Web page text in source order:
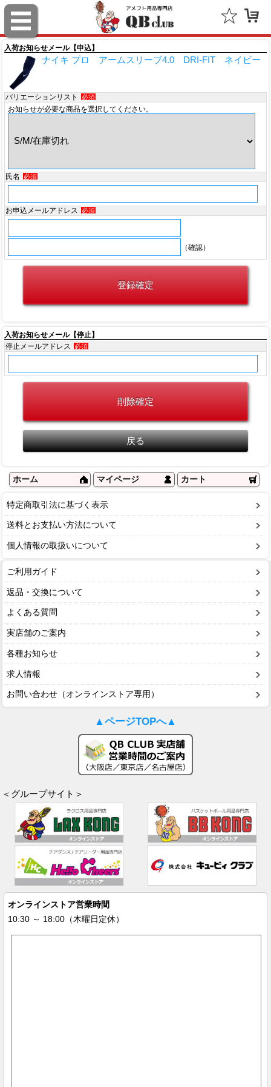
入荷お知らせメール【申込】
ナイキ プロ アームスリーブ4.0 DRI-FIT ネイビー
バリエーションリスト 必須
お知らせが必要な商品を選択してください。
氏名 必須
お申込メールアドレス 必須
（確認）
入荷お知らせメール【停止】
停止メールアドレス
必須
ホーム マイページ カート
特定商取引法に基づく表示
送料とお支払い方法について
個人情報の取扱いについて
ご利用ガイド
返品・交換について
よくある質問
実店舗のご案内
各種お知らせ
求人情報
お問い合わせ（オンラインストア専用）
▲ページTOPへ▲
＜グループサイト＞
オンラインストア営業時間
10:30 ～ 18:00（木曜日定休）
スポルディング（SPALDING）
ミッチェル＆ネス（Mitchell & Ness）
ポータフォン（PORTAPHONE）
ギルマンギア（Gilman Gear）
すべて